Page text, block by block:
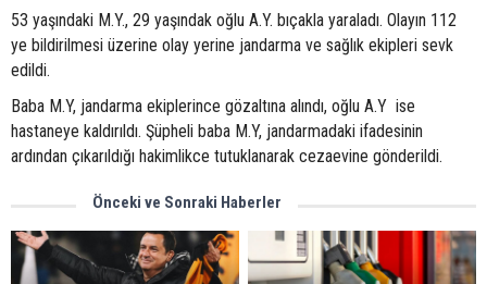
53 yaşındaki M.Y., 29 yaşındak oğlu A.Y. bıçakla yaraladı. Olayın 112
ye bildirilmesi üzerine olay yerine jandarma ve sağlık ekipleri sevk
edildi.
Baba M.Y, jandarma ekiplerince gözaltına alındı, oğlu A.Y ise
hastaneye kaldırıldı. Şüpheli baba M.Y, jandarmadaki ifadesinin
ardından çıkarıldığı hakimlikce tutuklanarak cezaevine gönderildi.
Önceki ve Sonraki Haberler